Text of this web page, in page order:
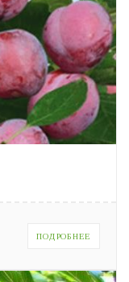
ПОДРОБНЕЕ